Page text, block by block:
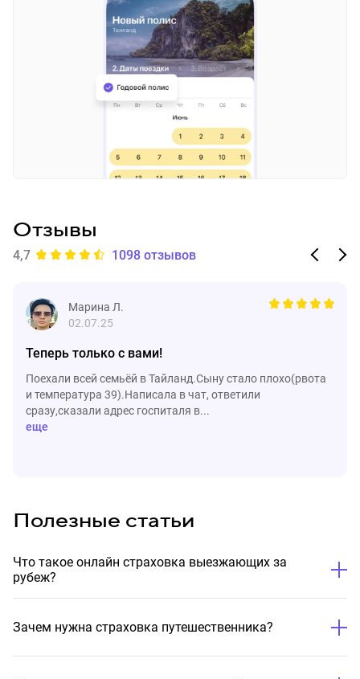
Отзывы
4,7 1098 отзывов
Марина Л.
02.07.25
Теперь только с вами!
Поехали всей семьёй в Тайланд.Сыну стало плохо(рвота
и температура 39).Написала в чат, ответили
сразу,сказали адрес госпиталя в...
еще
Полезные статьи
Что такое онлайн страховка выезжающих за
рубеж?
Зачем нужна страховка путешественника?